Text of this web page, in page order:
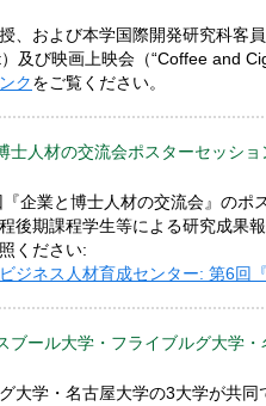
、および本学国際開発研究科客
及び映画上映会（“Coffee and
クをご覧ください。
士人材の交流会ポスターセッシ
企業と博士人材の交流会』の
後期課程学生等による研究成果
ください:
ジネス人材育成センター: 第6回
ブール大学・フライブルグ大学
大学・名古屋大学の3大学が共